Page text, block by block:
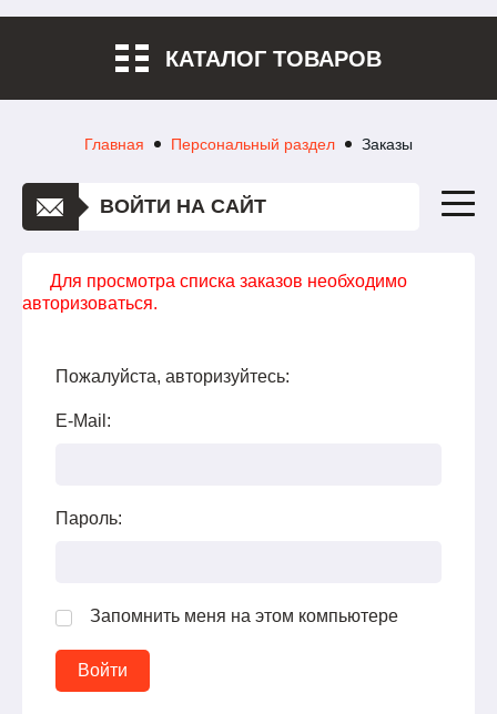
КАТАЛОГ ТОВАРОВ
Главная Персональный раздел Заказы
ВОЙТИ НА САЙТ
Для просмотра списка заказов необходимо
авторизоваться.
Пожалуйста, авторизуйтесь:
E-Mail:
Пароль:
Запомнить меня на этом компьютере